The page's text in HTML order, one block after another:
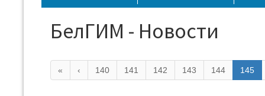
БелГИМ - Новости
« ‹ 140 141 142 143 144 145